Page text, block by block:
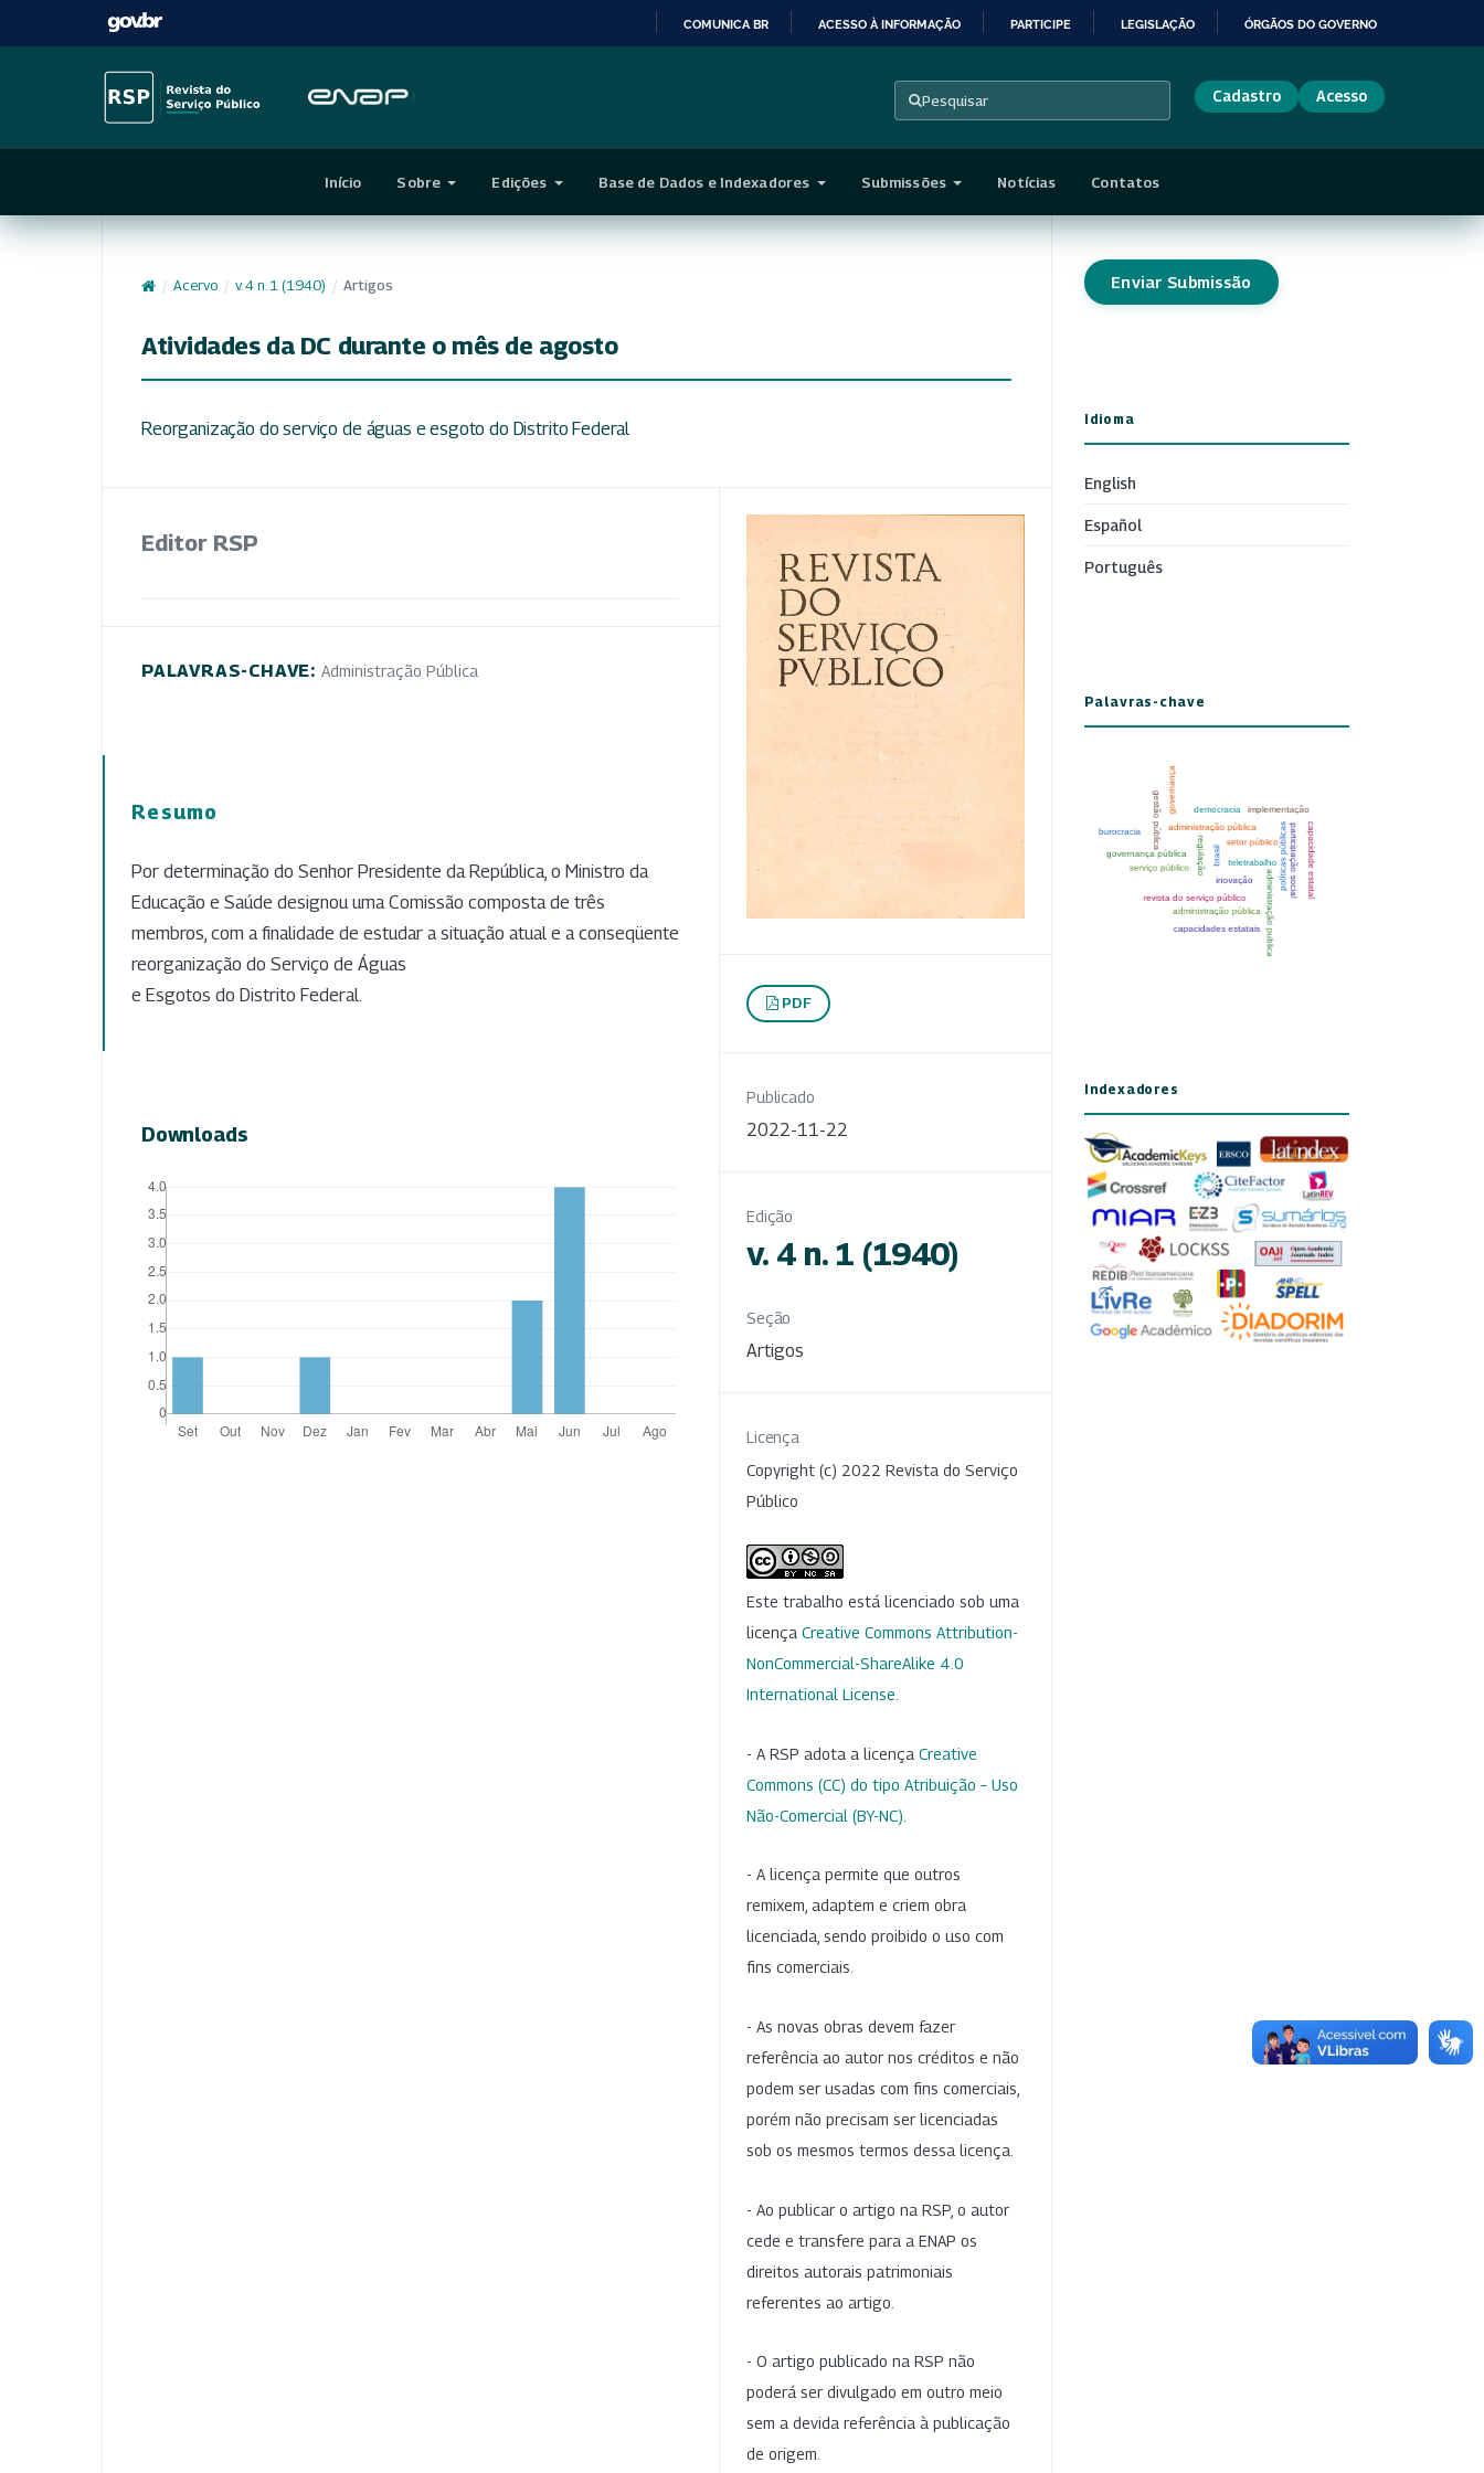
CONTEÚDO
COMUNICA BR ACESSO À INFORMAÇÃO PARTICIPE LEGISLAÇÃO ÓRGÃOS DO GOVERNO
Pesquisar Cadastro Acesso
Início Sobre Edições Base de Dados e Indexadores Submissões Notícias Contatos
/ Acervo / v. 4 n. 1 (1940) / Artigos
Atividades da DC durante o mês de agosto
Reorganização do serviço de águas e esgoto do Distrito Federal
Editor RSP
PALAVRAS-CHAVE: Administração Pública
Resumo
Por determinação do Senhor Presidente da República, o Ministro da
Educação e Saúde designou uma Comissão composta de três
membros, com a finalidade de estudar a situação atual e a conseqüente
reorganização do Serviço de Águas
e Esgotos do Distrito Federal.
Downloads
PDF
Publicado
2022-11-22
Edição
v. 4 n. 1 (1940)
Seção
Artigos
Licença
Copyright (c) 2022 Revista do Serviço
Público
Este trabalho está licenciado sob uma
licença Creative Commons Attribution-
NonCommercial-ShareAlike 4.0
International License
- A RSP adota a licença Creative
Commons (CC) do tipo Atribuição – Uso
Não-Comercial (BY-NC)
- A licença permite que outros
remixem, adaptem e criem obra
licenciada, sendo proibido o uso com
fins comerciais.
- As novas obras devem fazer
referência ao autor nos créditos e não
podem ser usadas com fins comerciais,
porém não precisam ser licenciadas
sob os mesmos termos dessa licença.
- Ao publicar o artigo na RSP, o autor
cede e transfere para a ENAP os
direitos autorais patrimoniais
referentes ao artigo.
- O artigo publicado na RSP não
poderá ser divulgado em outro meio
sem a devida referência à publicação
de origem.
Enviar Submissão
Idioma
English
Español
Português
Palavras-chave
Indexadores